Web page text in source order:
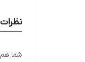
پس از
نظرات
شما هم